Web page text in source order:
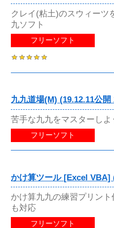
クレイ(粘土)のスウィーツ
九ソフト
フリーソフト
九九道場(M) (19.12.11公開
苦手な九九をマスターしよ
フリーソフト
かけ算ツール [Excel VBA]
かけ算九九の練習プリン
も対応
フリーソフト